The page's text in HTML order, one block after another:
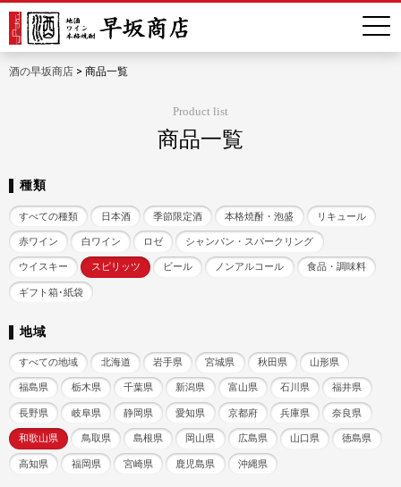
酒の早坂商店 > 商品一覧
Product list
商品一覧
種類
すべての種類 日本酒 季節限定酒 本格焼酎・泡盛 リキュール
赤ワイン 白ワイン ロゼ シャンパン・スパークリング
ウイスキー スピリッツ ビール ノンアルコール 食品・調味料
ギフト箱･紙袋
地域
すべての地域 北海道 岩手県 宮城県 秋田県 山形県
福島県 栃木県 千葉県 新潟県 富山県 石川県 福井県
長野県 岐阜県 静岡県 愛知県 京都府 兵庫県 奈良県
和歌山県 鳥取県 島根県 岡山県 広島県 山口県 徳島県
高知県 福岡県 宮崎県 鹿児島県 沖縄県